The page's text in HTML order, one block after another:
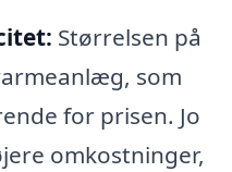
Størrelsen på
som
for prisen. Jo
omkostninger,